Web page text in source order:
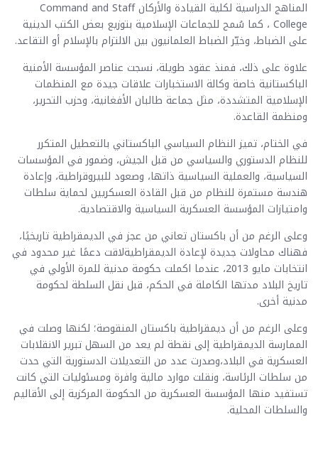
المناهج الدراسية لكلية القيادة والأركان Command and Staff
College ، كما سُمح للجماعات الإسلامية بتوزيع بعض الكتب الدينية
على الضباط، وخيّر الضباط العلمانيون بين الالتزام بالإسلام أو التقاعد.
علاوة على ذلك، فمنذ عقود طويلة، نسجت عناصر المؤسسة الأمنية
الباكستانية خاصة وكالة الاستخبارات علاقات جيدة مع المنظمات
الإسلامية المتشددة، مثل جماعة طالبان الأفغانية، وحزب التحرير،
ومنظمة القاعدة.
في الختام، تميز النظام السياسي الباكستاني بالتعطيل المتكرر
للنظام الدستوري والسياسي من قبل الجيش، وضمور في المؤسسات
السياسية، والعملية السياسية ذاتها، وصعود للبيروقراطية، وإعادة
هندسة مستمرة للنظام من قبل القادة العسكريين لحماية سلطات
وامتيازات المؤسسة العسكرية السياسية والاقتصادية.
وعلى الرغم من أن باكستان تعاني من عجز في الديمقراطية تاريخيًا،
فهناك محاولات جديدة لإعادة الديمقراطيةلاقت دعمًا غير محدود في
انتخابات مايو 2013، عندما اكملت حكومة مدنية للمرة الأولي في
تاريخ البلاد مدتها الكاملة في الحكم، قبل نقل السلطة لحكومة
مدنية أخرى.
وعلى الرغم من أن ديمقراطية باكستان المنقوصة؛ لكنها وصلت في
الممارسة الديمقراطية إلى نقطة لم يعد من السهل تبرير الانقلابات
العسكرية في البلاد،وصدرت عدد من التعديلات الدستورية التي حدت
من سلطات الرئاسة، ونقلت موارد مالية وافرة ومسئوليات التي كانت
تستفيد منها المؤسسة العسكرية من الحكومة المركزية إلى الأقاليم
والسلطات المحلية.